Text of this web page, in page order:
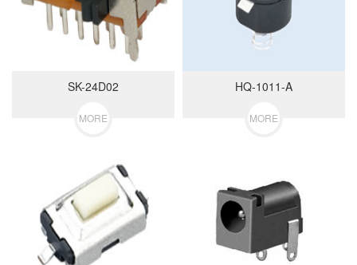
SK-24D02
MORE
HQ-1011-A
MORE